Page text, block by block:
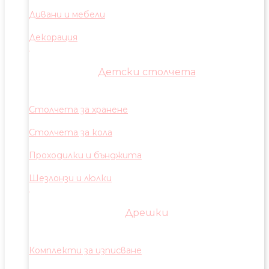
Дивани и мебели
Декорация
Детски столчета
Столчета за хранене
Столчета за кола
Проходилки и бънджита
Шезлонзи и люлки
Дрешки
Комплекти за изписване